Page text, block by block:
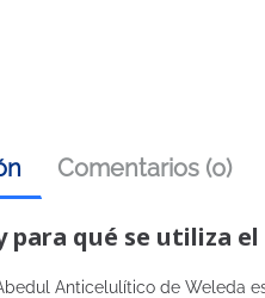
Comentarios (0)
para qué se utiliza
Anticelulítico de Weleda